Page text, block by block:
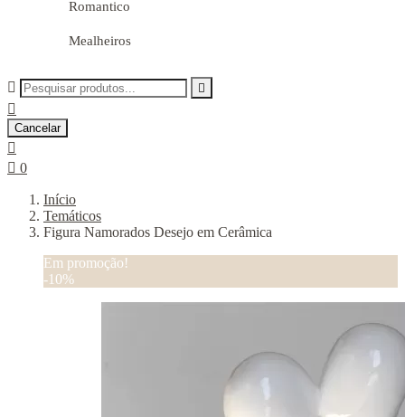
Romantico
Mealheiros
 

Cancelar

 0
Início
Temáticos
Figura Namorados Desejo em Cerâmica
Em promoção!
-10%